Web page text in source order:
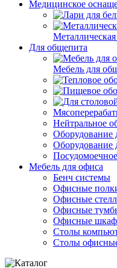
Медицинское
Для общепита
Мебель для
Нейтральное
Оборудование
Оборудование
Мебель для офиса
Бенч системы
Офисные
Офисные
Офисные
Офисные
Столы
Столы